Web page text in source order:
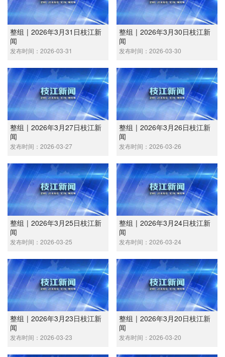
整组 | 2026年3月31日枝江新
闻
发布时间：2026-03-31
整组 | 2026年3月30日枝江新
闻
发布时间：2026-03-30
整组 | 2026年3月27日枝江新
闻
发布时间：2026-03-27
整组 | 2026年3月26日枝江新
闻
发布时间：2026-03-26
整组 | 2026年3月25日枝江新
闻
发布时间：2026-03-25
整组 | 2026年3月24日枝江新
闻
发布时间：2026-03-24
整组 | 2026年3月23日枝江新
闻
发布时间：2026-03-23
整组 | 2026年3月20日枝江新
闻
发布时间：2026-03-20